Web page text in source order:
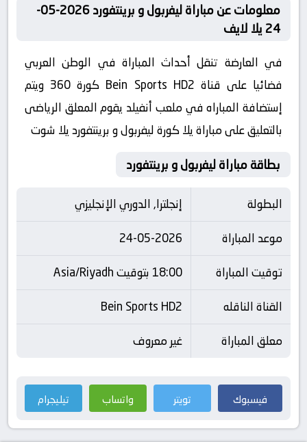
معلومات عن مباراة ليفربول و برينتفورد 2026-05-
24 يلا لايف
في العارضة تنقل أحداث المباراة في الوطن العربي
فضائيا على قناة Bein Sports HD2 كورة 360 ويتم
إستضافة المباراه في ملعب أنفيلد يقوم المعلق الرياضى
بالتعليق على مباراة يلا كورة ليفربول و برينتفورد يلا شوت
بطاقة مباراة ليفربول و برينتفورد
البطولة
إنجلترا, الدوري الإنجليزي
موعد المباراة
24-05-2026
توقيت المباراة
18:00 بتوقيت Asia/Riyadh
القناة الناقله
Bein Sports HD2
معلق المباراة
غير معروف
فيسبوك تويتر واتساب تيليجرام